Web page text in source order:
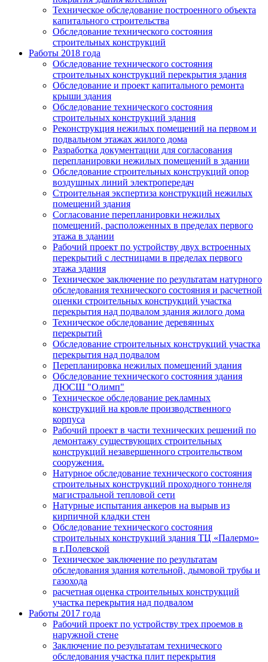
Техническое обследование построенного объекта
капитального строительства
Обследование технического состояния
строительных конструкций
Работы 2018 года
Обследование технического состояния
строительных конструкций перекрытия здания
Обследование и проект капитального ремонта
крыши здания
Обследование технического состояния
строительных конструкций здания
Реконструкция нежилых помещений на первом и
подвальном этажах жилого дома
Разработка документации для согласования
перепланировки нежилых помещений в здании
Обследование строительных конструкций опор
воздушных линий электропередач
Строительная экспертиза конструкций нежилых
помещений здания
Согласование перепланировки нежилых
помещений, расположенных в пределах первого
этажа в здании
Рабочий проект по устройству двух встроенных
перекрытий с лестницами в пределах первого
этажа здания
Техническое заключение по результатам натурного
обследования технического состояния и расчетной
оценки строительных конструкций участка
перекрытия над подвалом здания жилого дома
Техническое обследование деревянных
перекрытий
Обследование строительных конструкций участка
перекрытия над подвалом
Перепланировка нежилых помещений здания
Обследование технического состояния здания
ДЮСШ "Олимп"
Техническое обследование рекламных
конструкций на кровле производственного
корпуса
Рабочий проект в части технических решений по
демонтажу существующих строительных
конструкций незавершенного строительством
сооружения.
Натурное обследование технического состояния
строительных конструкций проходного тоннеля
магистральной тепловой сети
Натурные испытания анкеров на вырыв из
кирпичной кладки стен
Обследование технического состояния
строительных конструкций здания ТЦ «Палермо»
в г.Полевской
Техническое заключение по результатам
обследования здания котельной, дымовой трубы и
газохода
расчетная оценка строительных конструкций
участка перекрытия над подвалом
Работы 2017 года
Рабочий проект по устройству трех проемов в
наружной стене
Заключение по результатам технического
обследования участка плит перекрытия